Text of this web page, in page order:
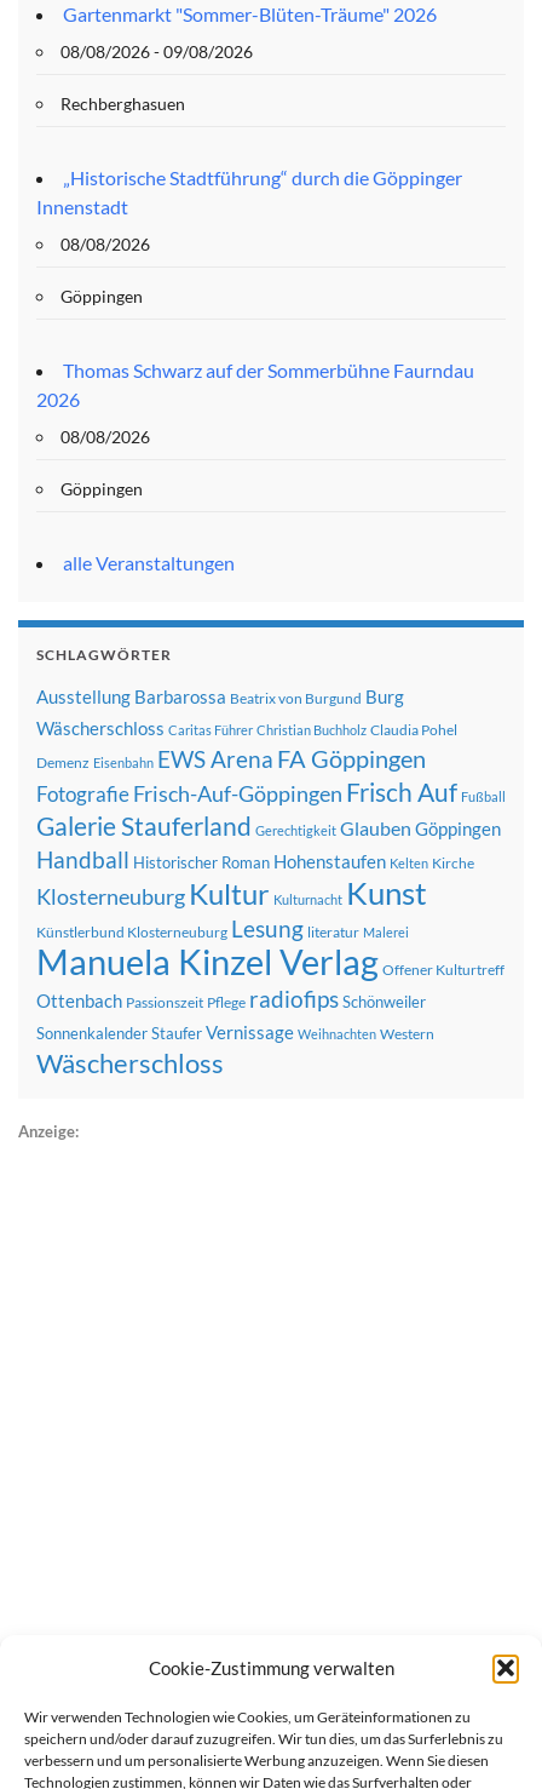
Cookie-Zustimmung verwalten
Wir verwenden Technologien wie Cookies, um Geräteinformationen zu
speichern und/oder darauf zuzugreifen. Wir tun dies, um das Surferlebnis zu
verbessern und um personalisierte Werbung anzuzeigen. Wenn Sie diesen
Technologien zustimmen, können wir Daten wie das Surfverhalten oder
Gartenmarkt "Sommer-Blüten-Träume" 2026
08/08/2026 - 09/08/2026
Rechberghasuen
„Historische Stadtführung“ durch die Göppinger
Innenstadt
08/08/2026
Göppingen
Thomas Schwarz auf der Sommerbühne Faurndau
2026
08/08/2026
Göppingen
alle Veranstaltungen
SCHLAGWÖRTER
Ausstellung Barbarossa Beatrix von Burgund Burg
Wäscherschloss Caritas Führer Christian Buchholz Claudia Pohel
Demenz Eisenbahn EWS Arena FA Göppingen
FotografieFrisch-Auf-Göppingen Frisch Auf Fußball
Galerie Stauferland Gerechtigkeit Glauben Göppingen
Handball Historischer Roman Hohenstaufen Kelten Kirche
Klosterneuburg Kultur Kulturnacht Kunst
Künstlerbund Klosterneuburg Lesung literatur Malerei
Manuela Kinzel Verlag Offener Kulturtreff
Ottenbach Passionszeit Pflege radiofipsSchönweiler
SonnenkalenderStauferVernissage Weihnachten Western
Wäscherschloss
Anzeige: